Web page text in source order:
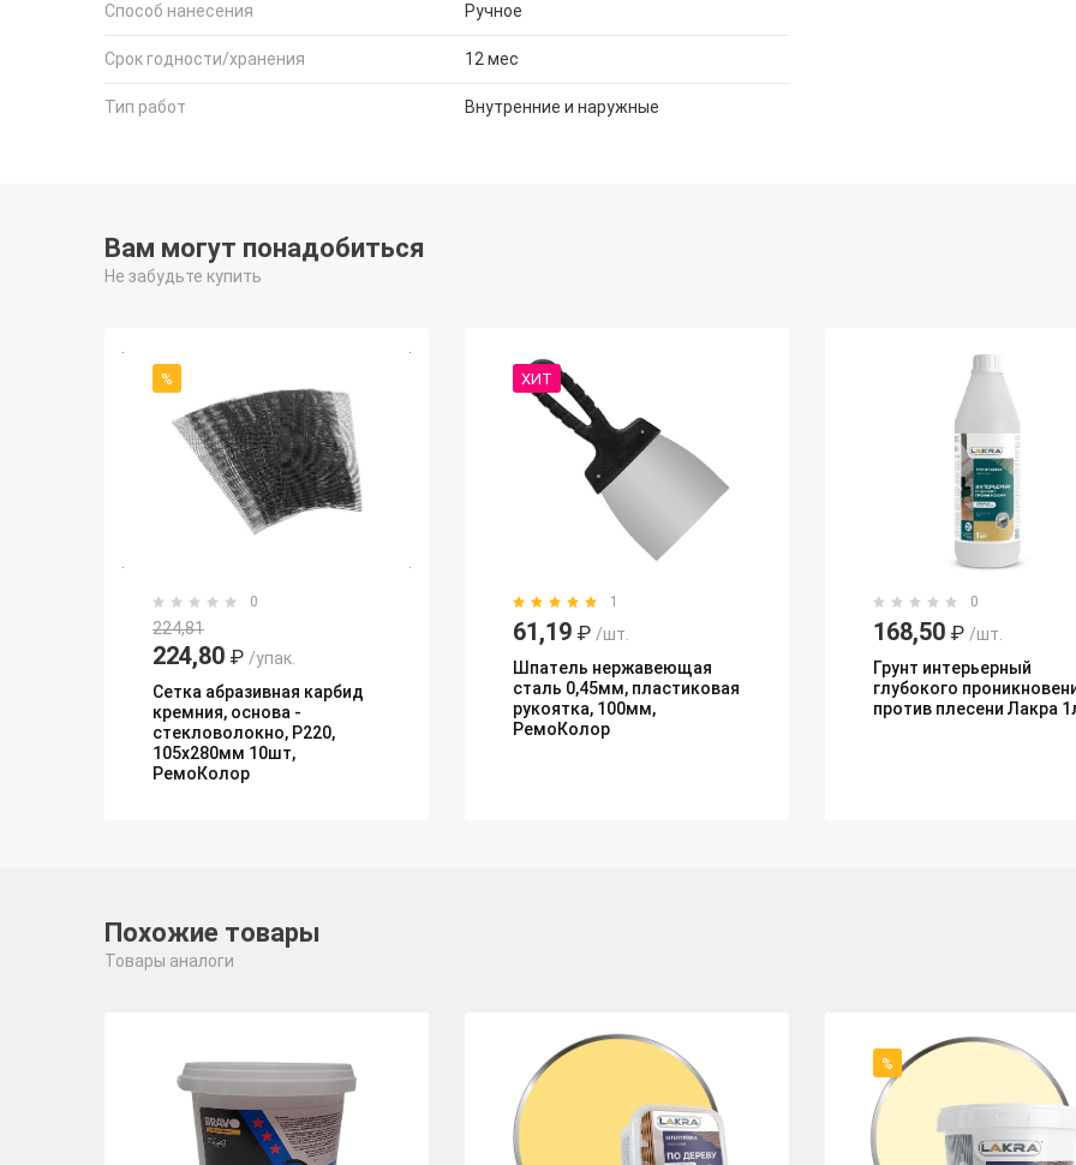
Способ нанесения Ручное
Срок годности/хранения 12 мес
Тип работ Внутренние и наружные
Вам могут понадобиться
Не забудьте купить
%
0
224,81
224,80 ₽ /упак.
Сетка абразивная карбид
кремния, основа -
стекловолокно, Р220,
105х280мм 10шт,
РемоКолор
ХИТ
1
61,19 ₽ /шт.
Шпатель нержавеющая
сталь 0,45мм, пластиковая
рукоятка, 100мм,
РемоКолор
0
168,50 ₽ /шт.
Грунт интерьерный
глубокого
против плесени Лакра
Похожие товары
Товары аналоги
%